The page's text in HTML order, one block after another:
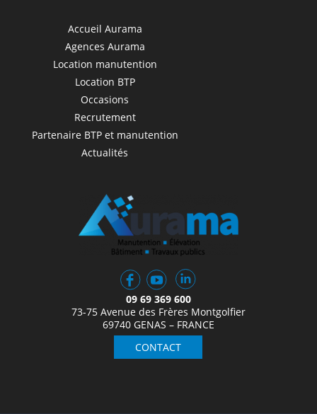
Accueil Aurama
Agences Aurama
Location manutention
Location BTP
Occasions
Recrutement
Partenaire BTP et manutention
Actualités
09 69 369 600
73-75 Avenue des Frères Montgolfier
69740 GENAS – FRANCE
CONTACT